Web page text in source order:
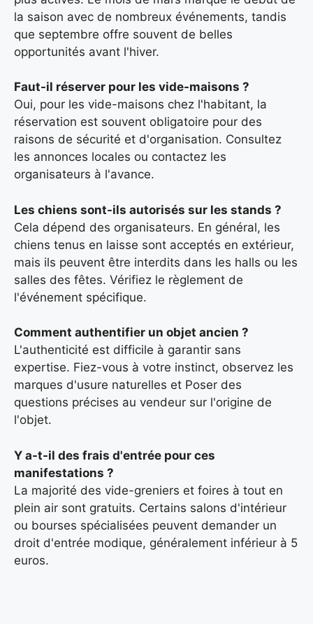
la saison avec de nombreux événements, tandis
que septembre offre souvent de belles
opportunités avant l'hiver.
Faut-il réserver pour les vide-maisons ?
Oui, pour les vide-maisons chez l'habitant, la
réservation est souvent obligatoire pour des
raisons de sécurité et d'organisation. Consultez
les annonces locales ou contactez les
organisateurs à l'avance.
Les chiens sont-ils autorisés sur les stands ?
Cela dépend des organisateurs. En général, les
chiens tenus en laisse sont acceptés en extérieur,
mais ils peuvent être interdits dans les halls ou les
salles des fêtes. Vérifiez le règlement de
l'événement spécifique.
Comment authentifier un objet ancien ?
L'authenticité est difficile à garantir sans
expertise. Fiez-vous à votre instinct, observez les
marques d'usure naturelles et Poser des
questions précises au vendeur sur l'origine de
l'objet.
Y a-t-il des frais d'entrée pour ces
manifestations ?
La majorité des vide-greniers et foires à tout en
plein air sont gratuits. Certains salons d'intérieur
ou bourses spécialisées peuvent demander un
droit d'entrée modique, généralement inférieur à 5
euros.